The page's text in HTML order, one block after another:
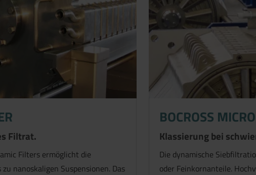
Filtrat.
Filters ermöglicht die
nanoskaligen Suspensionen. Das
BOCROSS
Klassierung bei
Die dynamische
oder Feinkornanteile.